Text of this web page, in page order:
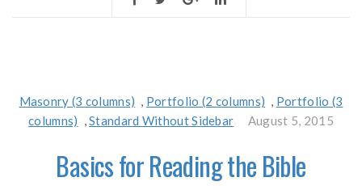
Masonry (3 columns) , Portfolio (2 columns) , Portfolio (3
columns) ,Standard Without Sidebar August 5, 2015
Basics for Reading the Bible